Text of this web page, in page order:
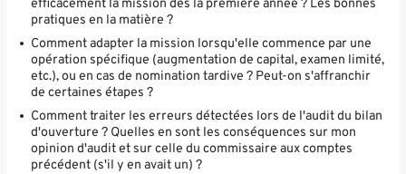
efficacement la mission dès la première année ? Les bonnes
pratiques en la matière ?
Comment adapter la mission lorsqu'elle commence par une
opération spécifique (augmentation de capital, examen limité,
etc.), ou en cas de nomination tardive ? Peut-on s'affranchir
de certaines étapes ?
Comment traiter les erreurs détectées lors de l'audit du bilan
d'ouverture ? Quelles en sont les conséquences sur mon
opinion d'audit et sur celle du commissaire aux comptes
précédent (s'il y en avait un) ?